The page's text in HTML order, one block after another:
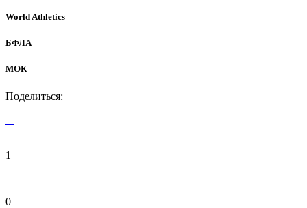
World Athletics
БФЛА
МОК
Поделиться:
1
0